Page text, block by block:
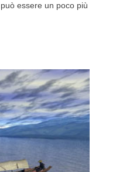
essere un poco più